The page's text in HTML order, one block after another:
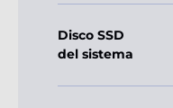
Disco SSD
del sistema